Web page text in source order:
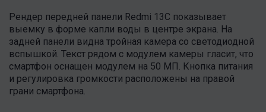
Рендер передней панели Redmi 13C показывает
выемку в форме капли воды в центре экрана. На
задней панели видна тройная камера со светодиодной
вспышкой. Текст рядом с модулем камеры гласит, что
смартфон оснащен модулем на 50 МП. Кнопка питания
и регулировка громкости расположены на правой
грани смартфона.